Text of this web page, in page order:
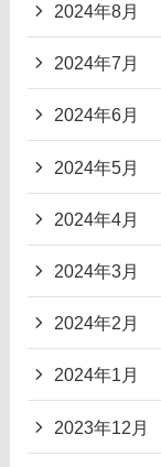
2024年8月
2024年7月
2024年6月
2024年5月
2024年4月
2024年3月
2024年2月
2024年1月
2023年12月